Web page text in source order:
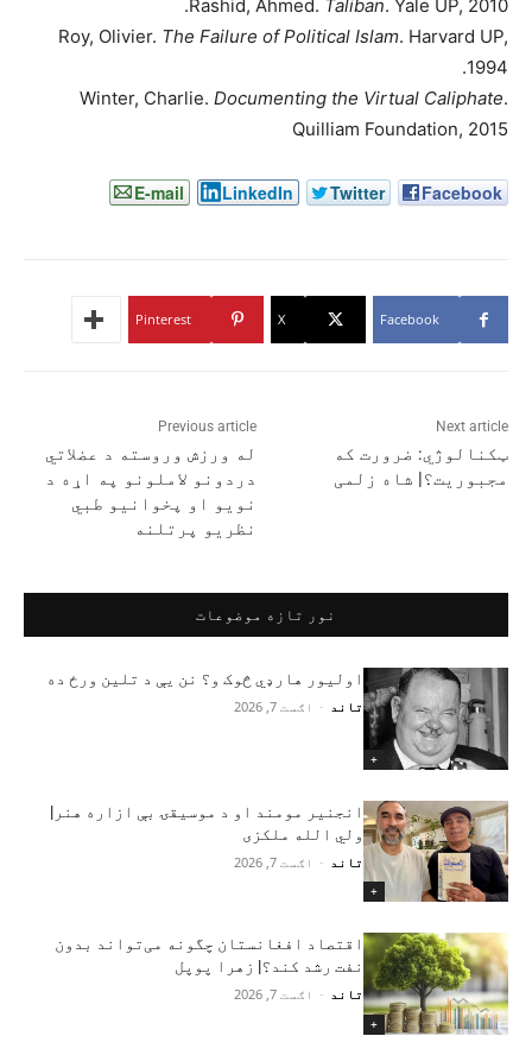
Rashid, Ahmed. Taliban. Yale UP, 2010.
Roy, Olivier. The Failure of Political Islam. Harvard UP,
1994.
Winter, Charlie. Documenting the Virtual Caliphate.
Quilliam Foundation, 2015
Facebook
Twitter
LinkedIn
E-mail
Facebook
X
Pinterest
Previous article
له ورزش وروسته د عضلاتي
دردونو لاملونو په اړه د
نویو او پخوانیو طبي
نظریو پرتلنه
Next article
ټکنالوژي: ضرورت که
مجبوریت؟| شاه زلمی
نور تازه موضوعات
+
اولیور هارډي څوک و؟ نن یې د تلین ورځ ده
تاند - اګست 7, 2026
+
انجنیر مومند او د موسیقۍ بې‌ ازاره هنر|
ولي الله ملکزی
تاند - اګست 7, 2026
+
اقتصاد افغانستان چگونه می‌تواند بدون
نفت رشد کند؟| زهرا پوپل
تاند - اګست 7, 2026